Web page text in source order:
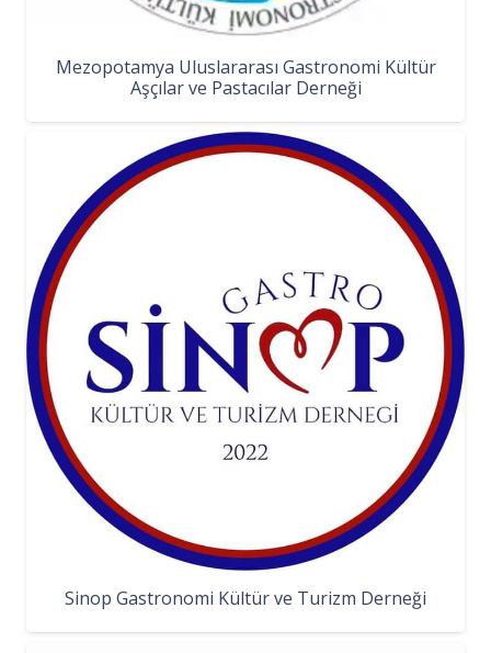
Mezopotamya Uluslararası Gastronomi Kültür
Aşçılar ve Pastacılar Derneği
Sinop Gastronomi Kültür ve Turizm Derneği